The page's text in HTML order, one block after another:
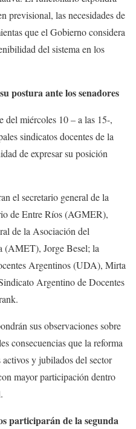
previsional, las necesidades de
que el Gobierno considera
del sistema en los
postura ante los senadores
del miércoles 10 – a las 15-,
sindicatos docentes de la
de expresar su posición
el secretario general de la
de Entre Ríos (AGMER),
de la Asociación del
(AMET), Jorge Besel; la
Argentinos (UDA), Mirta
Argentino de Docentes
sus observaciones sobre
consecuencias que la reforma
y jubilados del sector
mayor participación dentro
participarán de la segunda